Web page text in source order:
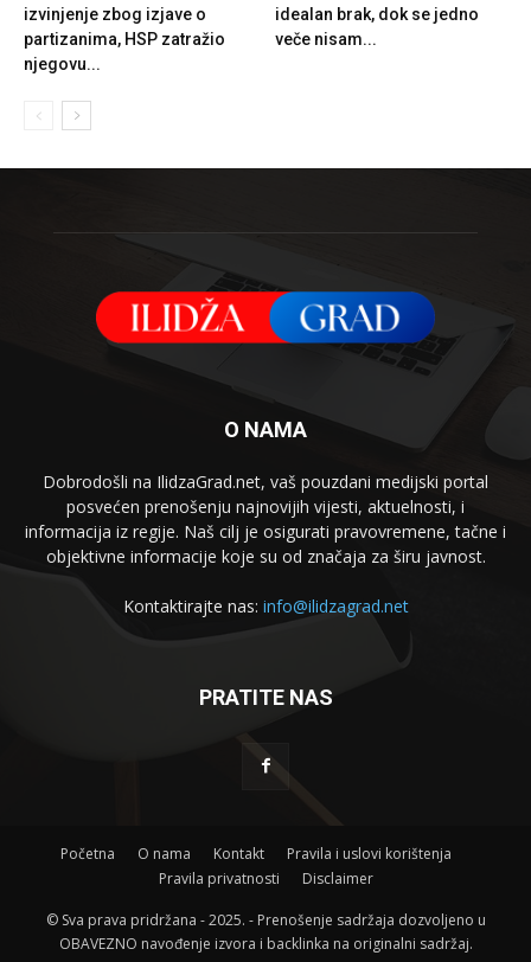
izvinjenje zbog izjave o
partizanima, HSP zatražio
njegovu...
idealan brak, dok se jedno
veče nisam...
O NAMA
Dobrodošli na IlidzaGrad.net, vaš pouzdani medijski portal
posvećen prenošenju najnovijih vijesti, aktuelnosti, i
informacija iz regije. Naš cilj je osigurati pravovremene, tačne i
objektivne informacije koje su od značaja za širu javnost.
Kontaktirajte nas: info@ilidzagrad.net
PRATITE NAS
Početna O nama Kontakt
Pravila i uslovi korištenja
Pravila privatnosti
Disclaimer
© Sva prava pridržana - 2025. - Prenošenje sadržaja dozvoljeno u
OBAVEZNO navođenje izvora i backlinka na originalni sadržaj.